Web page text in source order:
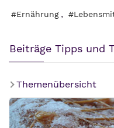
#Ernährung ,
Beiträge Tipps und
Themenübersicht